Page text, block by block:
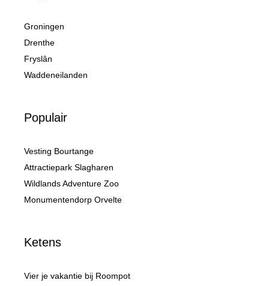
Groningen
Drenthe
Fryslân
Waddeneilanden
Populair
Vesting Bourtange
Attractiepark Slagharen
Wildlands Adventure Zoo
Monumentendorp Orvelte
Ketens
Vier je vakantie bij Roompot